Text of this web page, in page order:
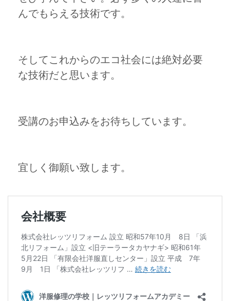
んでもらえる技術です。
そしてこれからのエコ社会には絶対必要
な技術だと思います。
受講のお申込みをお待ちしています。
宜しく御願い致します。